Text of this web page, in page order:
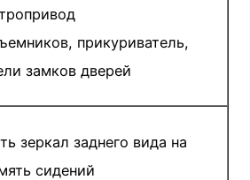
прикуриватель,
замков дверей
зеркал заднего вида на
сидений